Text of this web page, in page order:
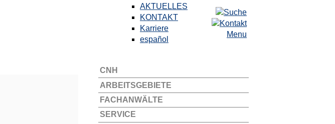
Menu
AKTUELLES
KONTAKT
Karriere
español
CNH
ARBEITSGEBIETE
FACHANWÄLTE
SERVICE